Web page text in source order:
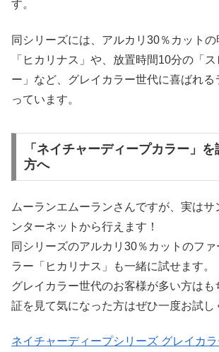
す。
同シリーズには、アルカリ30％カット
「ヒカリナス」や、放置時間10分の「
ー」など、グレイカラー世代に喜ばれる
っています。
「ネイチャーディープカラー」
方へ
ムーランエムーランさんですが、実はサ
ンターネットから行えます！
同シリーズのアルカリ30％カットのフ
ラー「ヒカリナス」も一緒に試せます。
グレイカラー世代のお客様が多い方はも
証を見て気になった方はぜひ一度お試し
ネイチャーディープシリーズ グレイカ